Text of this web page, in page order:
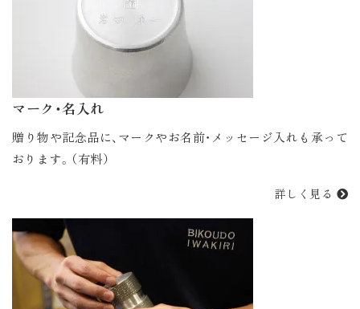
マーク・名入れ
贈り物や記念品に、マークやお名前・メッセージ入れも承って
おります。（有料）
詳しく見る